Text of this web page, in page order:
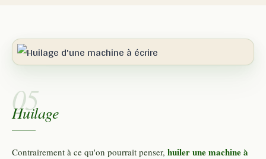
05
Huilage
Contrairement à ce qu'on pourrait penser, huiler une machine à